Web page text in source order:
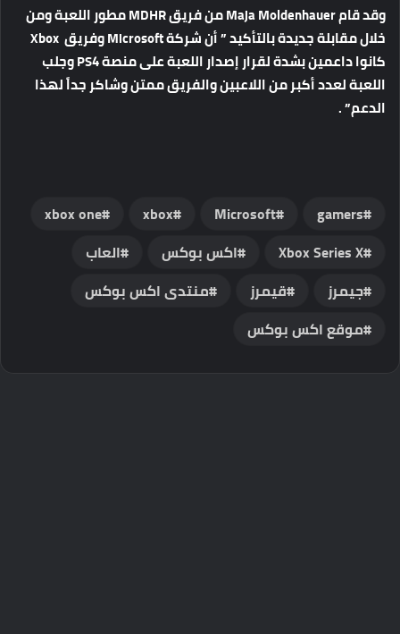
وقد قام Maja Moldenhauer من فريق MDHR مطور اللعبة ومن
خلال مقابلة جديدة بالتأكيد ” أن شركة Microsoft وفريق Xbox
كانوا داعمين بشدة لقرار إصدار اللعبة على منصة PS4 وجلب
اللعبة لعدد أكبر من اللاعبين والفريق ممتن وشاكر جداً لهذا
الدعم” .
gamers
Microsoft
xbox
xbox one
Xbox Series X
اكس بوكس
العاب
جيمرز
قيمرز
منتدى اكس بوكس
موقع اكس بوكس